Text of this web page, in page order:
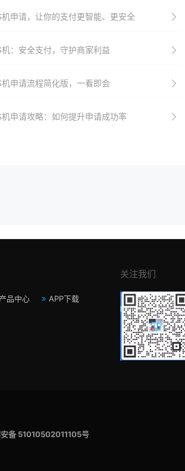
申请，让你的支付更智能、更安全
：安全支付，守护商家利益
申请流程简化版，一看即会
申请攻略：如何提升申请成功率
产品中心 APP下载
关注我们
备 51010502011105号